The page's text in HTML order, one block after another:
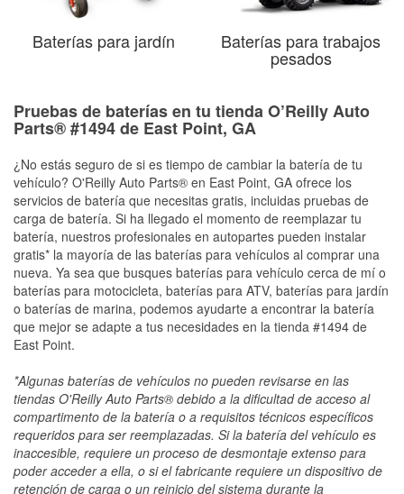
Baterías para jardín Baterías para trabajos
pesados
Pruebas de baterías en tu tienda O’Reilly Auto
Parts® #1494 de East Point, GA
¿No estás seguro de si es tiempo de cambiar la batería de tu
vehículo? O'Reilly Auto Parts® en East Point, GA ofrece los
servicios de batería que necesitas gratis, incluidas pruebas de
carga de batería. Si ha llegado el momento de reemplazar tu
batería, nuestros profesionales en autopartes pueden instalar
gratis* la mayoría de las baterías para vehículos al comprar una
nueva. Ya sea que busques baterías para vehículo cerca de mí o
baterías para motocicleta, baterías para ATV, baterías para jardín
o baterías de marina, podemos ayudarte a encontrar la batería
que mejor se adapte a tus necesidades en la tienda #1494 de
East Point.
*Algunas baterías de vehículos no pueden revisarse en las
tiendas O'Reilly Auto Parts® debido a la dificultad de acceso al
compartimento de la batería o a requisitos técnicos específicos
requeridos para ser reemplazadas. Si la batería del vehículo es
inaccesible, requiere un proceso de desmontaje extenso para
poder acceder a ella, o si el fabricante requiere un dispositivo de
retención de carga o un reinicio del sistema durante la